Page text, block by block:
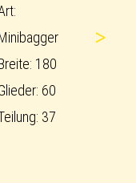
180
60
37
>